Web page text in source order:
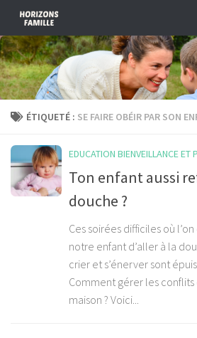
Skip to content
ÉTIQUETÉ : SE FAIRE OBÉIR PAR SON
EDUCATION BIENVEILLANCE ET
Ton enfant aussi
douche ?
Ces soirées difficiles où
notre enfant d’aller à la
crier et s’énerver sont
Comment gérer les
maison ? Voici...